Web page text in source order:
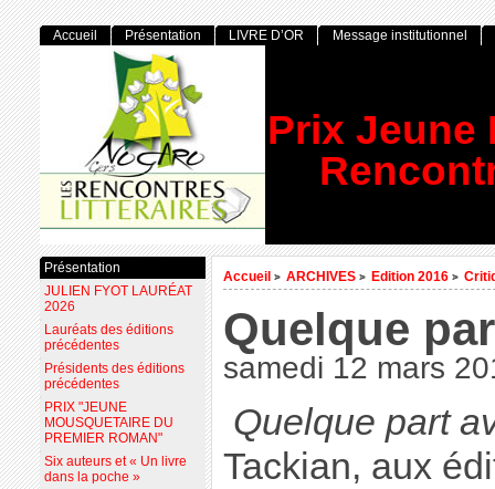
Prix Jeune
Accueil > ARCHIVES > Edition 2016 >
Quelque
samedi 12 mars
Quelque part
Tackian, aux
Accueil Présentation LIVRE D’OR Message institutionnel
Présentation
JULIEN FYOT LAURÉAT
2026
Lauréats des éditions
précédentes
Présidents des éditions
précédentes
PRIX "JEUNE
MOUSQUETAIRE DU
PREMIER ROMAN"
Six auteurs et « Un livre
dans la poche »